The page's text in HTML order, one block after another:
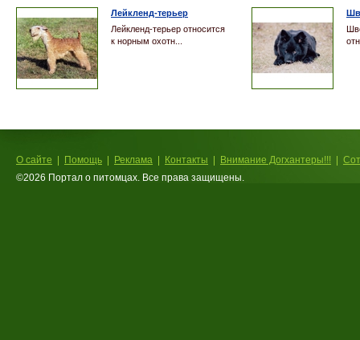
Лейкленд-терьер
Лейкленд-терьер относится
к норным охотн...
О сайте Помощь Реклама Контакты Внимание Догхантеры!!!
©2026 Портал о питомцах. Все права защищены.